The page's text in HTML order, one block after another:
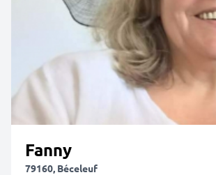
Fanny
79160, Béceleuf